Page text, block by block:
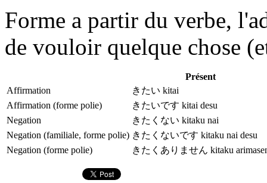
Forme a partir du verbe,
de vouloir quelque chose
Présent
Affirmation
きたい kitai
Affirmation (forme polie)
きたいです kitai desu
Negation
きたくない kitaku nai
Negation (familiale, forme polie) きたくないです kitaku nai desu
Negation (forme polie)
きたくありません kitaku